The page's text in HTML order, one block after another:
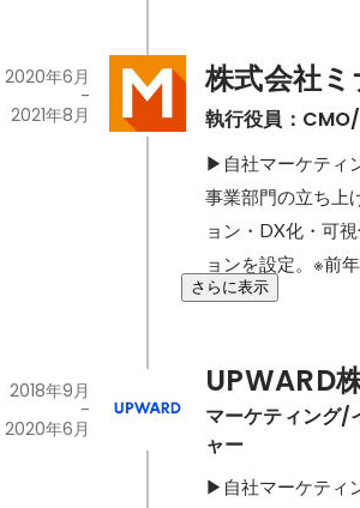
株式会社
執行役員：
2020年6月
-
2021年8月
▶自社マーケティ
事業部門の立ち上
ョン・DX化・可
ョンを設定。※前
さらに表示
UPWARD
マーケティング/
ャー
2018年9月
-
2020年6月
▶自社マーケティ